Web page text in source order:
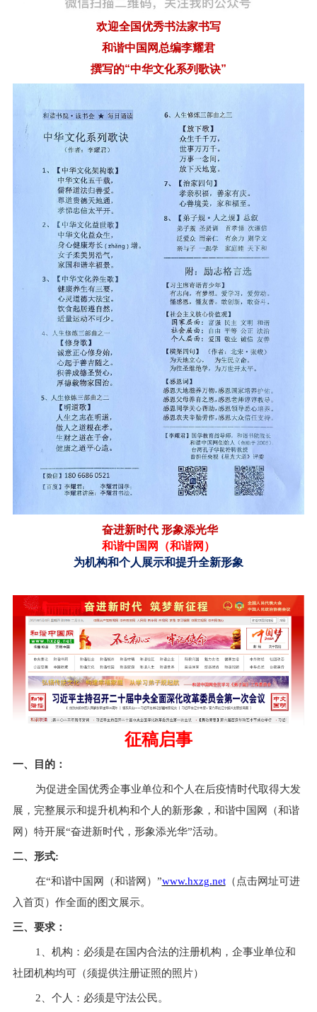
欢迎全国优秀书法家书写
和谐中国网总编李耀君
撰写的“中华文化系列歌诀”
奋进新时代 形象添光华
和谐中国网（和谐网 ）
为机构和个人展示和提升全新形象
征稿启事
一、目的：
为促进全国优秀企事业单位和个人在后疫情时代取得大发
展，完整展示和提升机构和个人的新形象， 和谐中国网（和谐
网 ） 特开展“奋进新时代，形象添光华”活动。
二、形式:
在“和谐中国网（和谐网 ） ”www.hxzg.net（点击网址可进
入首页）作全面的图文展示。
三、要求：
1、机构：必须是在国内合法的注册机构，企事业单位和
社团机构均可（须提供注册证照的照片）
2、个人：必须是守法公民。